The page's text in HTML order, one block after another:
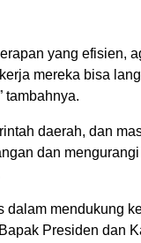
yang efisien,
mereka bisa
tambahnya.
daerah, dan
dan mengurangi
dalam mendukung
Presiden dan